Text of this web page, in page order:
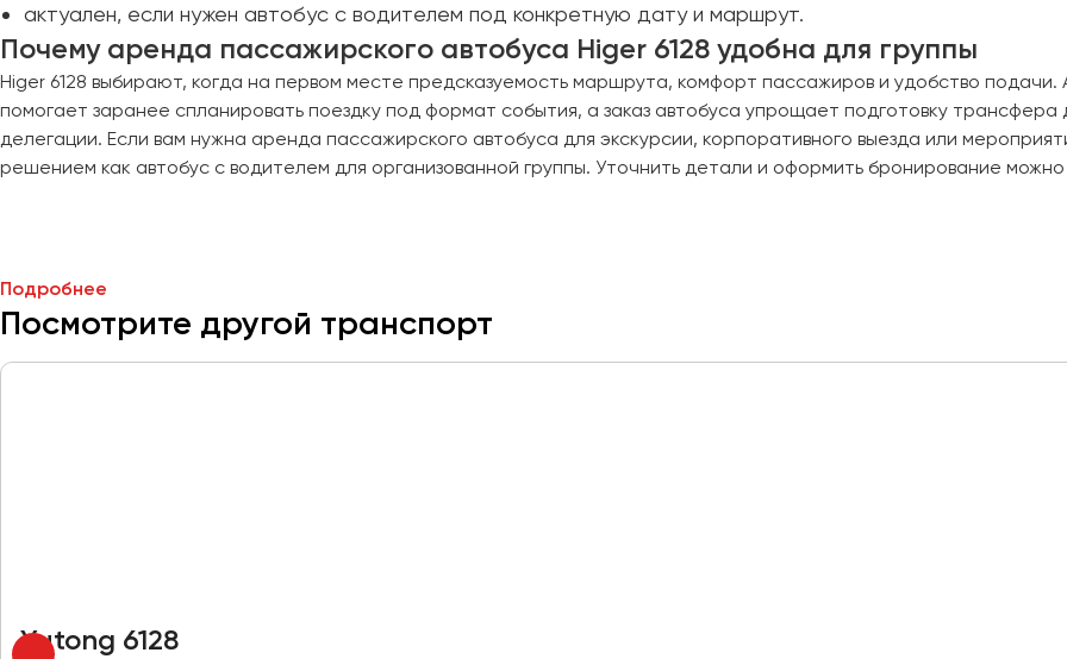
актуален, если нужен автобус с водителем под конкретную дату и маршрут.
Почему аренда пассажирского автобуса Higer 6128 удобна для группы
Higer 6128 выбирают, когда на первом месте предсказуемость маршрута, комфорт пассажиров и удобство
помогает заранее спланировать поездку под формат события, а заказ автобуса упрощает подготовку трансфера
делегации. Если вам нужна аренда пассажирского автобуса для экскурсии, корпоративного выезда или
решением как автобус с водителем для организованной группы. Уточнить детали и оформить бронирование
Подробнее
Посмотрите другой транспорт
Yutong 6128
Липецк
Магнитогорск
Набережные Челны